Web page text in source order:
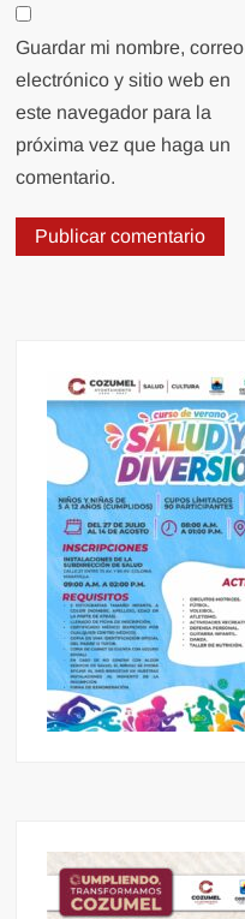
Guardar mi nombre, correo
electrónico y sitio web en
este navegador para la
próxima vez que haga un
comentario.